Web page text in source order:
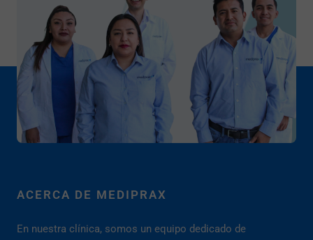
ACERCA DE MEDIPRAX
En nuestra clínica, somos un equipo dedicado de